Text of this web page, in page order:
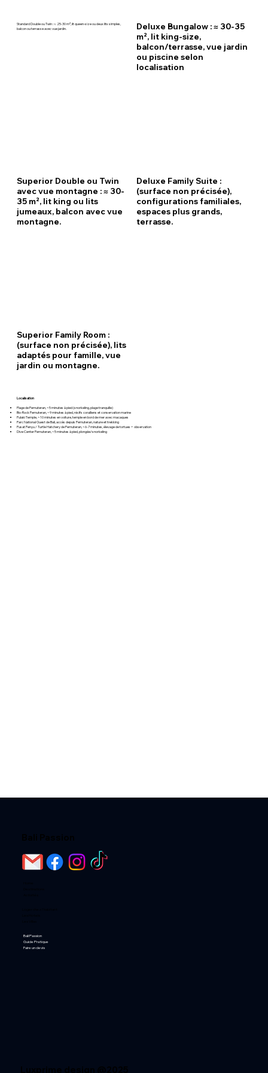
Standard Double ou Twin : ≈ 25-30 m², lit queen-size ou deux lits simples,
balcon ou terrasse avec vue jardin.
Deluxe Bungalow : ≈ 30-35
m², lit king-size,
balcon/terrasse, vue jardin
ou piscine selon
localisation
Superior Double ou Twin
avec vue montagne : ≈ 30-
35 m², lit king ou lits
jumeaux, balcon avec vue
montagne.
Deluxe Family Suite :
(surface non précisée),
configurations familiales,
espaces plus grands,
terrasse.
Superior Family Room :
(surface non précisée), lits
adaptés pour famille, vue
jardin ou montagne.
Localisation
Plage de Pemuteran, ~5 minutes à pied (snorkeling, plage tranquille)
Bio-Rock Pemuteran, ~9 minutes à pied, récifs coralliens et conservation marine
Pulaki Temple, ~10 minutes en voiture, temple en bord de mer avec macaques
Parc National Ouest de Bali, accès depuis Pemuteran, nature et trekking
Pusat Penyu / Turtle Hatchery de Pemuteran, ~6-7 minutes, élevage de tortues + observation
Dive Center Pemuteran, ~5 minutes à pied, plongée/snorkeling
Bali Passion
Guide Pratique
Faire un devis